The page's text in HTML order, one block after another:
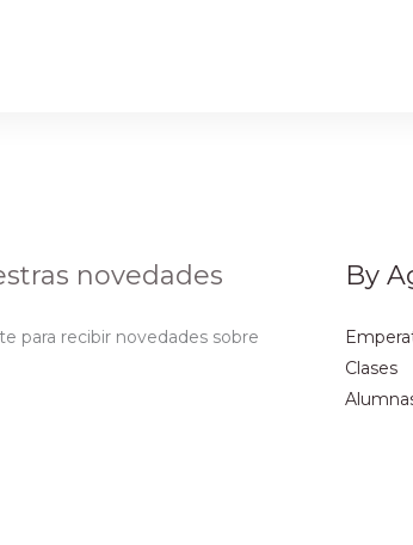
novedades
para recibir novedades sobre
By
Clases